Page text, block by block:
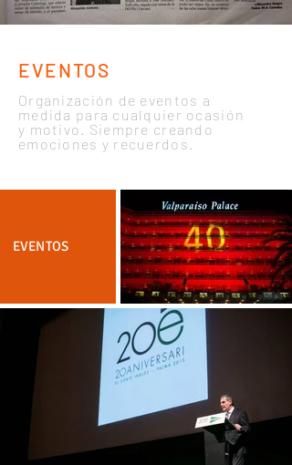
EVENTOS
Organización de eventos a
medida para cualquier ocasión
y motivo. Siempre creando
emociones y recuerdos.
EVENTOS